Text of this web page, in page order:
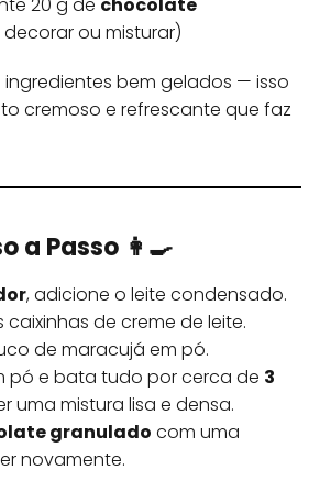
20 g de chocolate
ou misturar)
ingredientes bem gelados — isso
cremoso e refrescante que faz
a Passo 👩‍🍳
, adicione o leite condensado.
caixinhas de creme de leite.
de maracujá em pó.
pó e bata tudo por cerca de 3
uma mistura lisa e densa.
granulado com uma
novamente.